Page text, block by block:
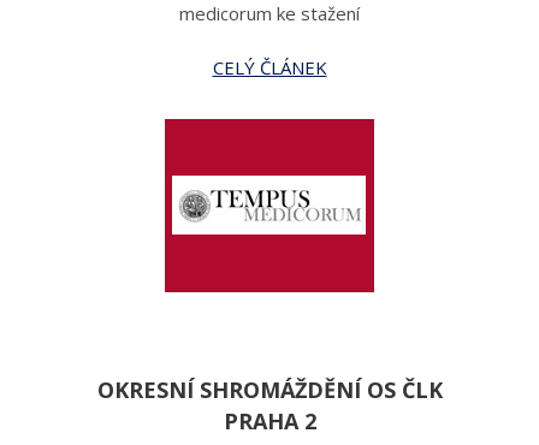
medicorum ke stažení
CELÝ ČLÁNEK
OKRESNÍ SHROMÁŽDĚNÍ OS ČLK
PRAHA 2